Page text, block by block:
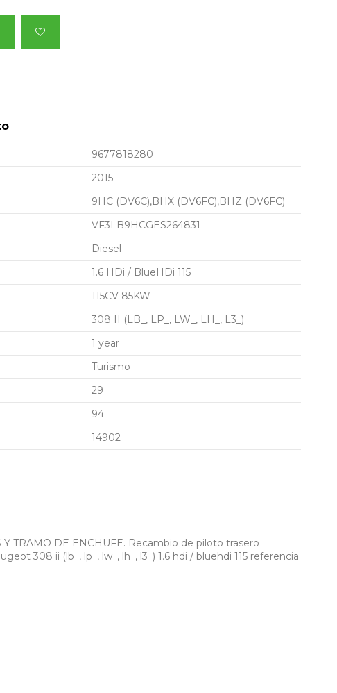
9677818280
2015
9HC (DV6C),BHX (DV6FC),BHZ (DV6FC)
VF3LB9HCGES264831
Diesel
1.6 HDi / BlueHDi 115
115CV 85KW
308 II (LB_, LP_, LW_, LH_, L3_)
1 year
Turismo
29
94
14902
Y TRAMO DE ENCHUFE. Recambio de piloto trasero
308 ii (lb_, lp_, lw_, lh_, l3_) 1.6 hdi / bluehdi 115 referencia